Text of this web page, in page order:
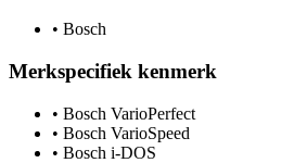
• Bosch
Merkspecifiek kenmerk
• Bosch VarioPerfect
• Bosch VarioSpeed
• Bosch i-DOS